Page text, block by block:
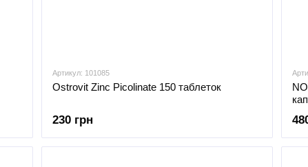
Артикул: 101085
Ostrovit Zinc Picolinate 150 таблеток
230 грн